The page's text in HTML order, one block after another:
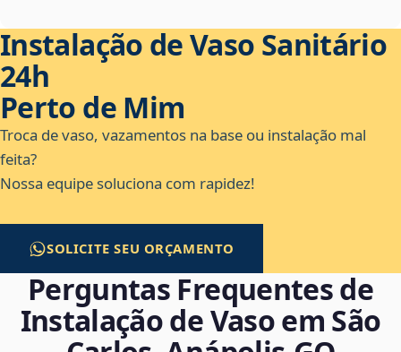
Instalação de Vaso Sanitário
24h
Perto de Mim
Troca de vaso, vazamentos na base ou instalação mal
feita?
Nossa equipe soluciona com rapidez!
SOLICITE SEU ORÇAMENTO
Perguntas Frequentes de
Instalação de Vaso em São